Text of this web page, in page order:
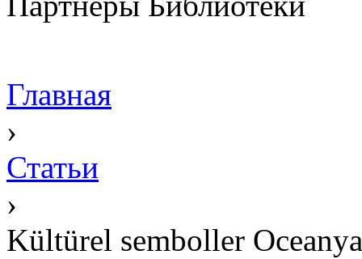
Главная
›
Статьи
›
Kültürel semboller Oceanya